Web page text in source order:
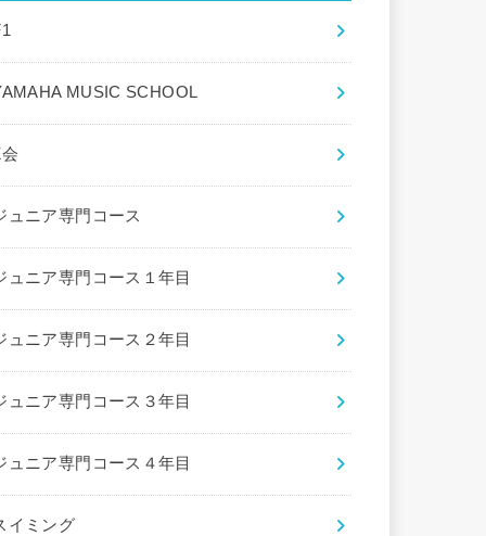
MUSIC SCHOOL
ュニア専門コース
ュニア専門コース１年目
ュニア専門コース２年目
ュニア専門コース３年目
ュニア専門コース４年目
イミング